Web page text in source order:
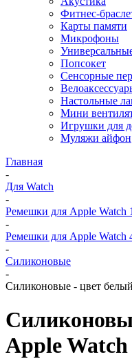
Фитнес-
Карты памяти
Микрофоны
Попсокет
Сенсорные
Настольные
Мини
Игрушки для
Муляжи айфон
Главная
-
Для Watch
-
Ремешки для Apple Watch
-
Ремешки для Apple Watch
-
Силиконовые
-
Силиконовые - цвет белый
Apple